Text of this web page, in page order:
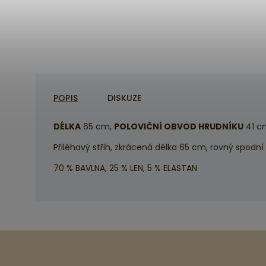
POPIS DISKUZE
DÉLKA 65 cm, POLOVIČNÍ OBVOD HRUDNÍKU 41
Přiléhavý střih, zkrácená délka 65 cm, rovný spodní
70 % BAVLNA, 25 % LEN, 5 % ELASTAN